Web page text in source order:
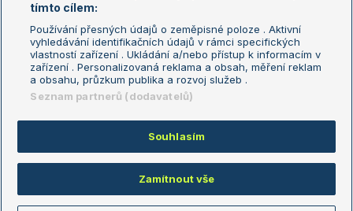
Podmínky užití
Nastavení soukromí
GDPR a žurnalistika
Reklama
Kontakt
Informace o zpracování osobních
údajů
Copyright © 2008-2026 TenisPortal.cz. Využíváme zpravodajství ČTK.
tímto cílem:
Používání přesných údajů o zeměpisné poloze . Aktivní
vyhledávání identifikačních údajů v rámci specifických
vlastností zařízení . Ukládání a/nebo přístup k informacím v
zařízení . Personalizovaná reklama a obsah, měření reklam
a obsahu, průzkum publika a rozvoj služeb .
Seznam partnerů (dodavatelů)
Souhlasím
Zamítnout vše